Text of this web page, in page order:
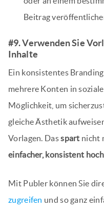
Beitrag
#9. Verwenden Sie
Inhalte
Ein konsistentes
mehrere Konten in
Möglichkeit, um
gleiche Ästhetik
Vorlagen. Dasspart nicht
einfacher, konsistent
Mit Publer können Sie
zugreifen und so ganz